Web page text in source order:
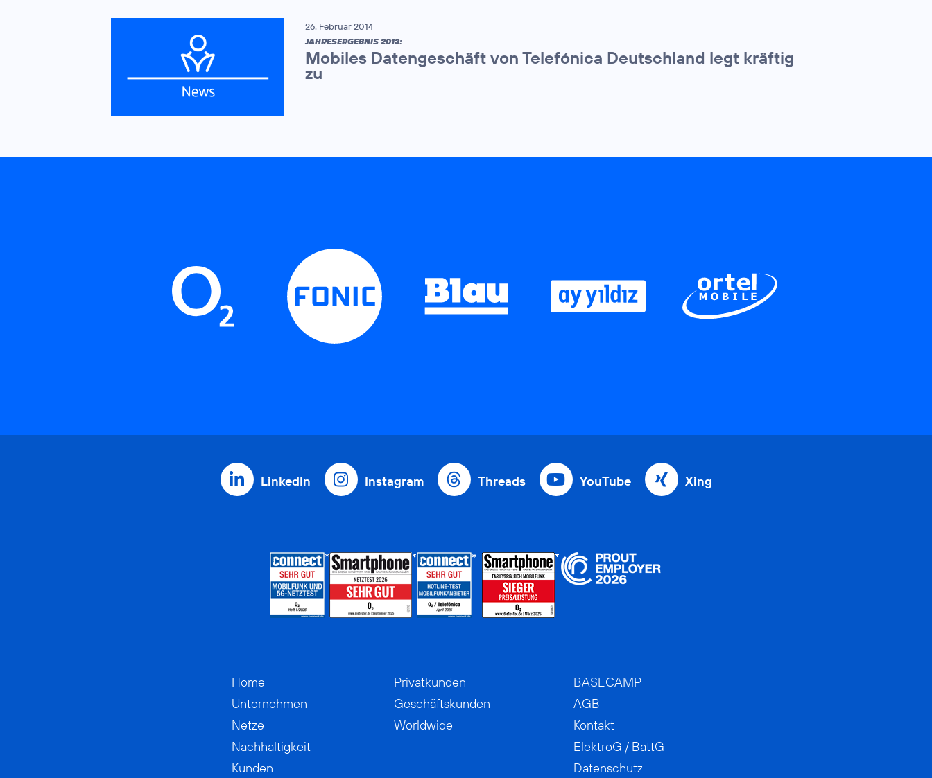
26. Februar 2014
JAHRESERGEBNIS 2013:
Mobiles Datengeschäft von Telefónica Deutschland legt kräftig
zu
LinkedIn Instagram Threads YouTube Xing
Home
Unternehmen
Netze
Nachhaltigkeit
Kunden
Privatkunden
Geschäftskunden
Worldwide
BASECAMP
AGB
Kontakt
ElektroG / BattG
Datenschutz